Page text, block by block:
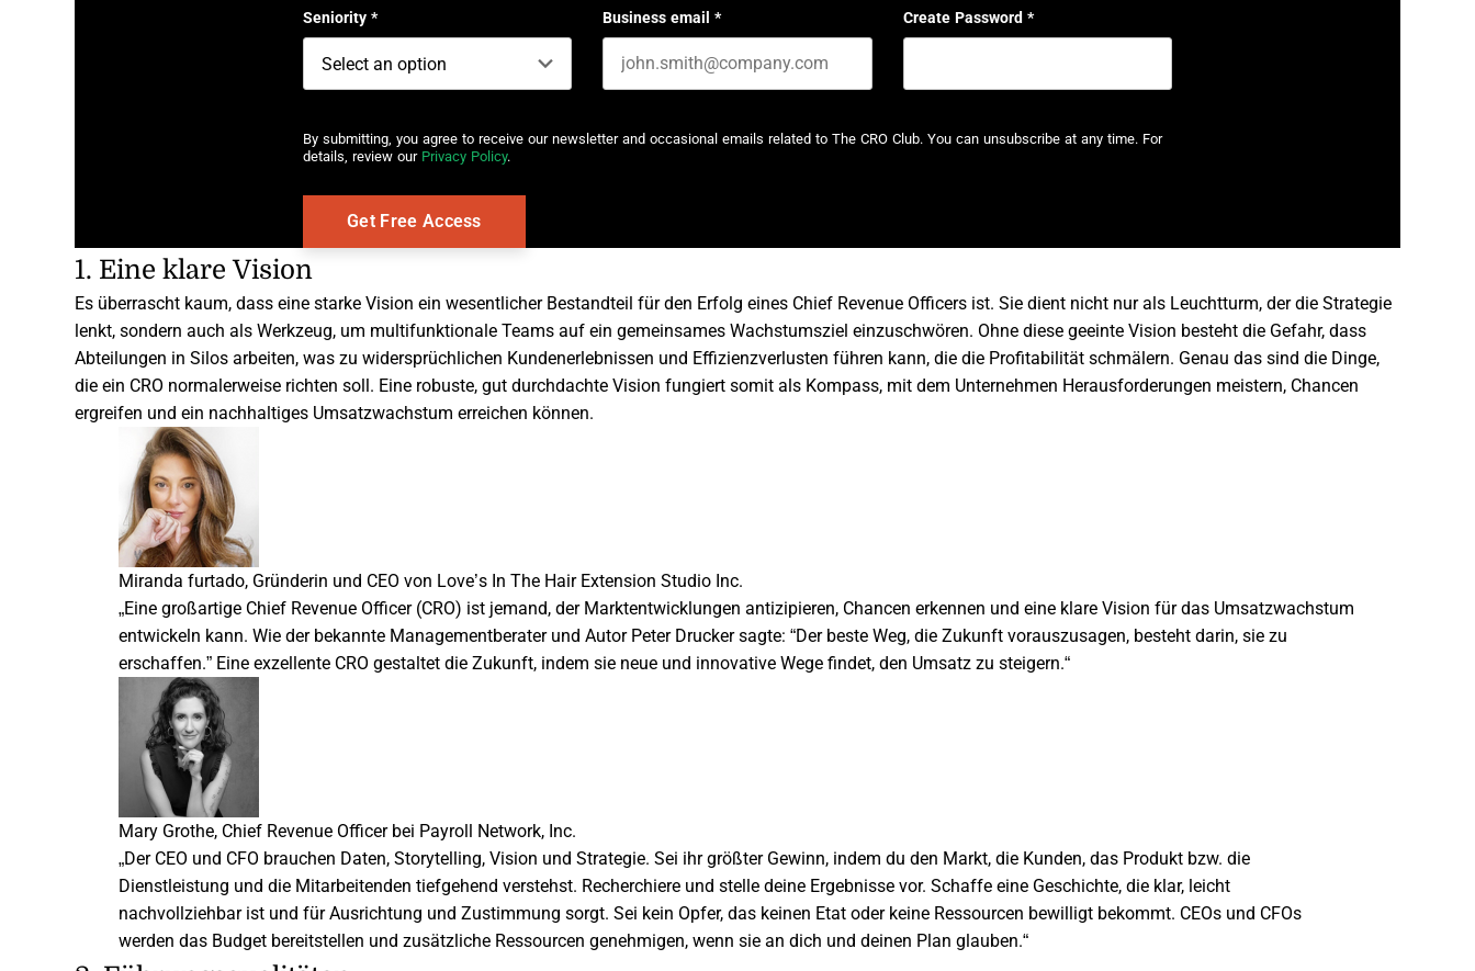
Seniority * Business email * Create Password *
By submitting, you agree to receive our newsletter and occasional emails related to The CRO Club. You can unsubscribe at any time. For
details, review our Privacy Policy.
1. Eine klare Vision
Es überrascht kaum, dass eine starke Vision ein wesentlicher Bestandteil für den Erfolg eines Chief Revenue Officers ist. Sie dient nicht nur als Leuchtturm, der die Strategie
lenkt, sondern auch als Werkzeug, um multifunktionale Teams auf ein gemeinsames Wachstumsziel einzuschwören. Ohne diese geeinte Vision besteht die Gefahr, dass
Abteilungen in Silos arbeiten, was zu widersprüchlichen Kundenerlebnissen und Effizienzverlusten führen kann, die die Profitabilität schmälern. Genau das sind die Dinge,
die ein CRO normalerweise richten soll. Eine robuste, gut durchdachte Vision fungiert somit als Kompass, mit dem Unternehmen Herausforderungen meistern, Chancen
ergreifen und ein nachhaltiges Umsatzwachstum erreichen können.
Miranda furtado, Gründerin und CEO von Love’s In The Hair Extension Studio Inc.
„Eine großartige Chief Revenue Officer (CRO) ist jemand, der Marktentwicklungen antizipieren, Chancen erkennen und eine klare Vision für das Umsatzwachstum
entwickeln kann. Wie der bekannte Managementberater und Autor Peter Drucker sagte: “Der beste Weg, die Zukunft vorauszusagen, besteht darin, sie zu
erschaffen.” Eine exzellente CRO gestaltet die Zukunft, indem sie neue und innovative Wege findet, den Umsatz zu steigern.“
Mary Grothe, Chief Revenue Officer bei Payroll Network, Inc.
„Der CEO und CFO brauchen Daten, Storytelling, Vision und Strategie. Sei ihr größter Gewinn, indem du den Markt, die Kunden, das Produkt bzw. die
Dienstleistung und die Mitarbeitenden tiefgehend verstehst. Recherchiere und stelle deine Ergebnisse vor. Schaffe eine Geschichte, die klar, leicht
nachvollziehbar ist und für Ausrichtung und Zustimmung sorgt. Sei kein Opfer, das keinen Etat oder keine Ressourcen bewilligt bekommt. CEOs und CFOs
werden das Budget bereitstellen und zusätzliche Ressourcen genehmigen, wenn sie an dich und deinen Plan glauben.“